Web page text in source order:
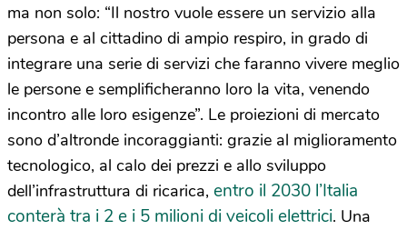
ma non solo: “Il nostro vuole essere un servizio alla
persona e al cittadino di ampio respiro, in grado di
integrare una serie di servizi che faranno vivere meglio
le persone e semplificheranno loro la vita, venendo
incontro alle loro esigenze”. Le proiezioni di mercato
sono d’altronde incoraggianti: grazie al miglioramento
tecnologico, al calo dei prezzi e allo sviluppo
dell’infrastruttura di ricarica, entro il 2030 l’Italia
conterà tra i 2 e i 5 milioni di veicoli elettrici. Una